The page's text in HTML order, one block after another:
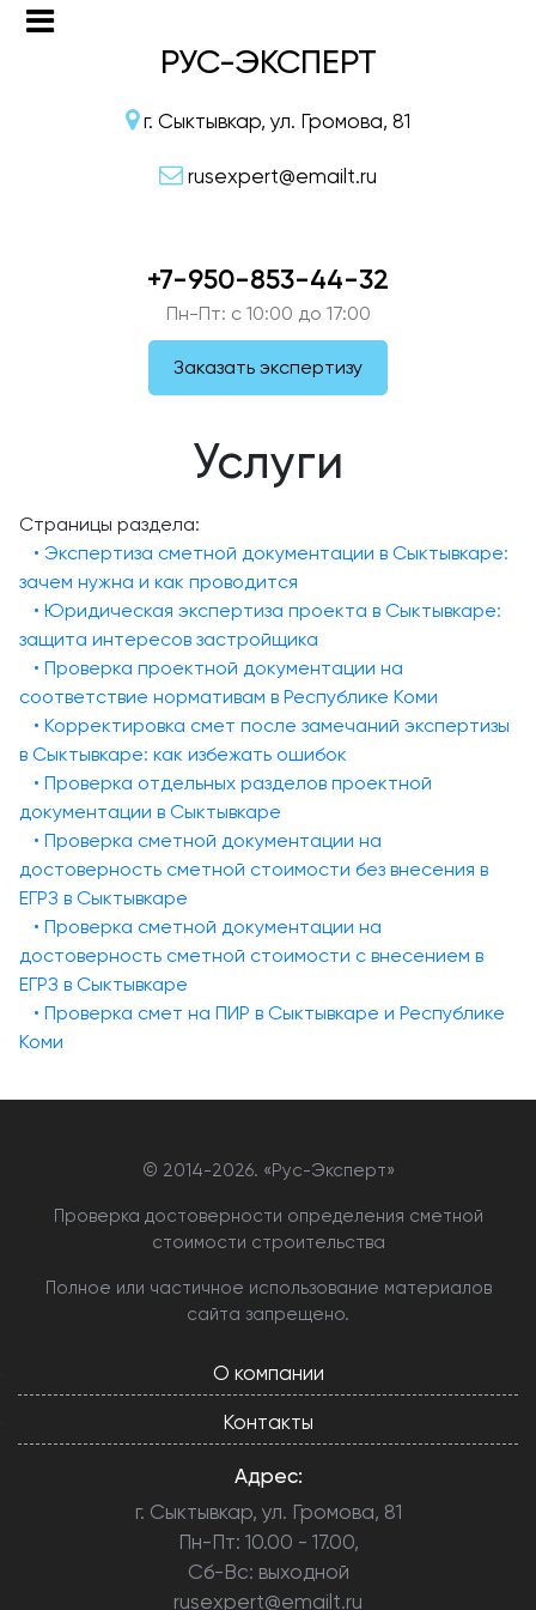
РУС-ЭКСПЕРТ
г. Сыктывкар, ул. Громова, 81
rusexpert@emailt.ru
+7-950-853-44-32
Пн-Пт: c 10:00 до 17:00
Заказать экспертизу
Услуги
Страницы раздела:
• Экспертиза сметной документации в Сыктывкаре:
зачем нужна и как проводится
• Юридическая экспертиза проекта в Сыктывкаре:
защита интересов застройщика
• Проверка проектной документации на
соответствие нормативам в Республике Коми
• Корректировка смет после замечаний экспертизы
в Сыктывкаре: как избежать ошибок
• Проверка отдельных разделов проектной
документации в Сыктывкаре
• Проверка сметной документации на
достоверность сметной стоимости без внесения в
ЕГРЗ в Сыктывкаре
• Проверка сметной документации на
достоверность сметной стоимости с внесением в
ЕГРЗ в Сыктывкаре
• Проверка смет на ПИР в Сыктывкаре и Республике
Коми
© 2014-2026. «Рус-Эксперт»
Проверка достоверности определения сметной
стоимости строительства
Полное или частичное использование материалов
сайта запрещено.
О компании
Контакты
Адрес:
г. Сыктывкар, ул. Громова, 81
Пн-Пт: 10.00 - 17.00,
Сб-Вс: выходной
rusexpert@emailt.ru